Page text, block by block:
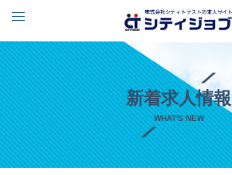
新着求人情報
WHAT'S NEW